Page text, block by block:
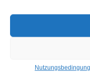
Wir setzen
und
Pinguin-Systeme.at